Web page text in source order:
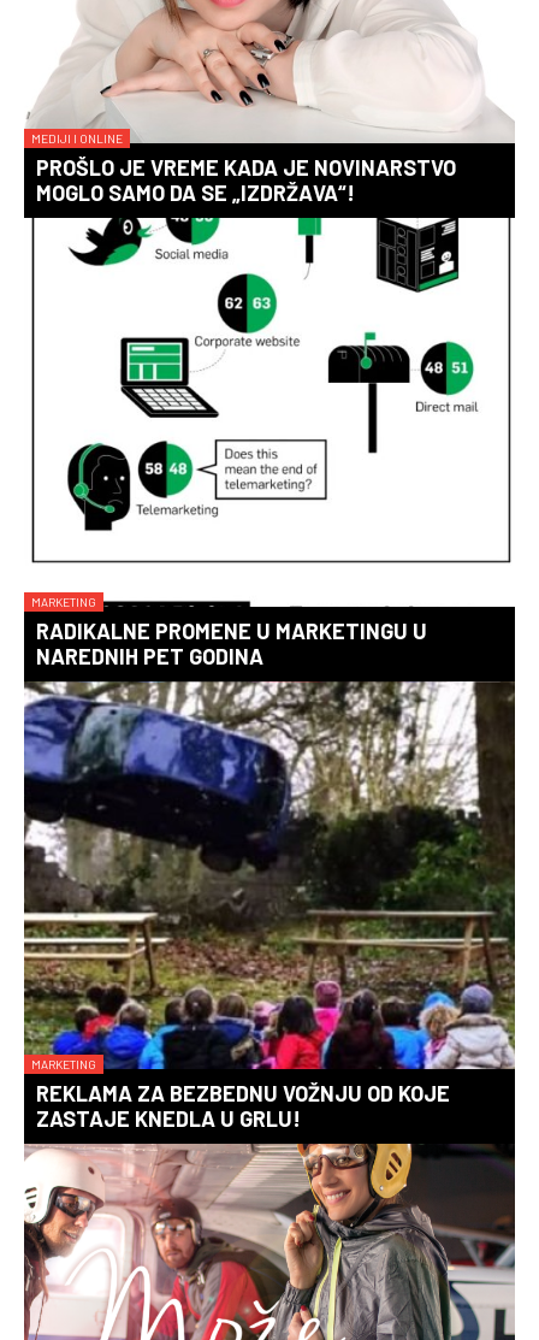
MEDIJI I ONLINE
PROŠLO JE VREME KADA JE NOVINARSTVO
MOGLO SAMO DA SE „IZDRŽAVA“!
MARKETING
RADIKALNE PROMENE U MARKETINGU U
NAREDNIH PET GODINA
MARKETING
REKLAMA ZA BEZBEDNU VOŽNJU OD KOJE
ZASTAJE KNEDLA U GRLU!